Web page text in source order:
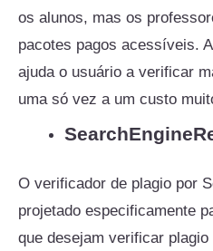
os alunos, mas os
pacotes pagos acessíveis.
ajuda o usuário a verificar
uma só vez a um custo
O verificador de plagio por
projetado especificamente
que desejam verificar